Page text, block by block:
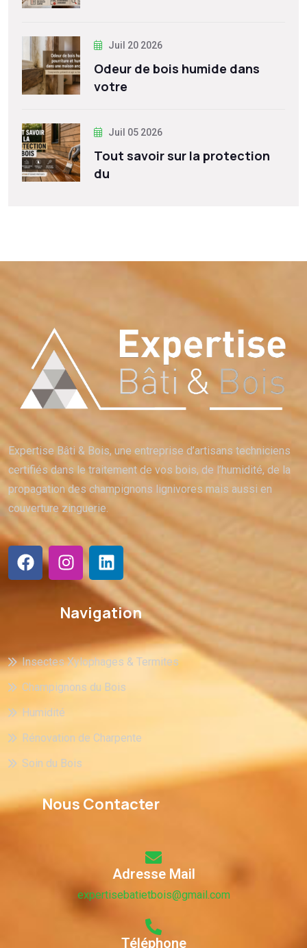
Juil 20 2026
Odeur de bois humide dans
votre
Juil 05 2026
Tout savoir sur la protection
du
Expertise Bâti & Bois, une entreprise d’artisans techniciens
certifiés dans le traitement de vos bois, de l’humidité, de la
propagation des champignons lignivores mais aussi en
couverture zinguerie.
Navigation
Insectes Xylophages & Termites
Champignons du Bois
Humidité
Rénovation de Charpente
Soin du Bois
Nous Contacter
Adresse Mail
expertisebatietbois@gmail.com
Téléphone